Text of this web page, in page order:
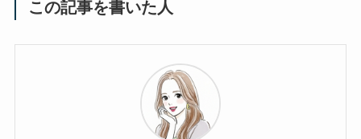
この記事を書いた人